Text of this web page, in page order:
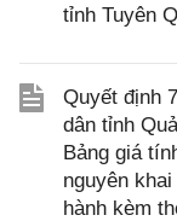
tỉnh Tuyên
Quyết định
dân tỉnh
Bảng giá
nguyên
hành kèm